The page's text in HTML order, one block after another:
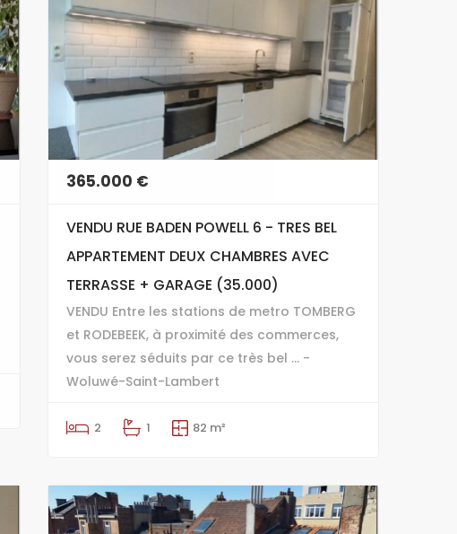
365.000 €
VENDU RUE BADEN POWELL 6 - TRES BEL
APPARTEMENT DEUX CHAMBRES AVEC
TERRASSE + GARAGE (35.000)
VENDU Entre les stations de metro TOMBERG
et RODEBEEK, à proximité des commerces,
vous serez séduits par ce très bel ... -
Woluwé-Saint-Lambert
2 1 82 m²